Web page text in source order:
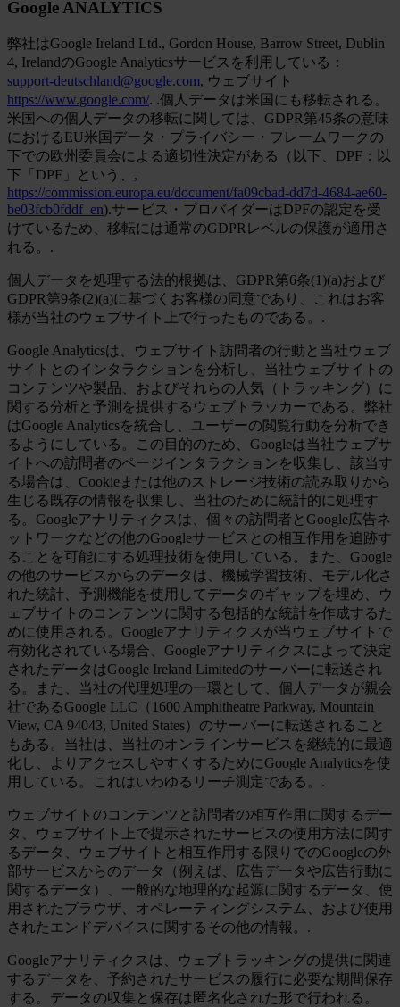
Google ANALYTICS
弊社はGoogle Ireland Ltd., Gordon House, Barrow Street, Dublin
4, IrelandのGoogle Analyticsサービスを利用している：
support-deutschland@google.com, ウェブサイト
https://www.google.com/. .個人データは米国にも移転される。
米国への個人データの移転に関しては、GDPR第45条の意味
におけるEU米国データ・プライバシー・フレームワークの
下での欧州委員会による適切性決定がある（以下、DPF：以
下「DPF」という、,
https://commission.europa.eu/document/fa09cbad-dd7d-4684-ae60-
be03fcb0fddf_en).サービス・プロバイダーはDPFの認定を受
けているため、移転には通常のGDPRレベルの保護が適用さ
れる。.
個人データを処理する法的根拠は、GDPR第6条(1)(a)および
GDPR第9条(2)(a)に基づくお客様の同意であり、これはお客
様が当社のウェブサイト上で行ったものである。.
Google Analyticsは、ウェブサイト訪問者の行動と当社ウェブ
サイトとのインタラクションを分析し、当社ウェブサイトの
コンテンツや製品、およびそれらの人気（トラッキング）に
関する分析と予測を提供するウェブトラッカーである。弊社
はGoogle Analyticsを統合し、ユーザーの閲覧行動を分析でき
るようにしている。この目的のため、Googleは当社ウェブサ
イトへの訪問者のページインタラクションを収集し、該当す
る場合は、Cookieまたは他のストレージ技術の読み取りから
生じる既存の情報を収集し、当社のために統計的に処理す
る。Googleアナリティクスは、個々の訪問者とGoogle広告ネ
ットワークなどの他のGoogleサービスとの相互作用を追跡す
ることを可能にする処理技術を使用している。また、Google
の他のサービスからのデータは、機械学習技術、モデル化さ
れた統計、予測機能を使用してデータのギャップを埋め、ウ
ェブサイトのコンテンツに関する包括的な統計を作成するた
めに使用される。Googleアナリティクスが当ウェブサイトで
有効化されている場合、Googleアナリティクスによって決定
されたデータはGoogle Ireland Limitedのサーバーに転送され
る。また、当社の代理処理の一環として、個人データが親会
社であるGoogle LLC（1600 Amphitheatre Parkway, Mountain
View, CA 94043, United States）のサーバーに転送されること
もある。当社は、当社のオンラインサービスを継続的に最適
化し、よりアクセスしやすくするためにGoogle Analyticsを使
用している。これはいわゆるリーチ測定である。.
ウェブサイトのコンテンツと訪問者の相互作用に関するデー
タ、ウェブサイト上で提示されたサービスの使用方法に関す
るデータ、ウェブサイトと相互作用する限りでのGoogleの外
部サービスからのデータ（例えば、広告データや広告行動に
関するデータ）、一般的な地理的な起源に関するデータ、使
用されたブラウザ、オペレーティングシステム、および使用
されたエンドデバイスに関するその他の情報。.
Googleアナリティクスは、ウェブトラッキングの提供に関連
するデータを、予約されたサービスの履行に必要な期間保存
する。データの収集と保存は匿名化された形で行われる。